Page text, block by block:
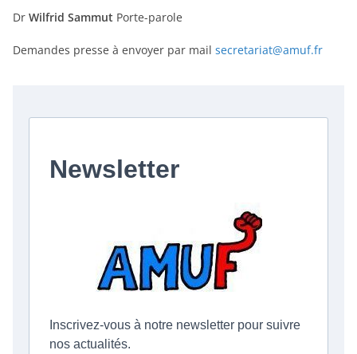
Dr Wilfrid Sammut Porte-parole
Demandes presse à envoyer par mail secretariat@amuf.fr